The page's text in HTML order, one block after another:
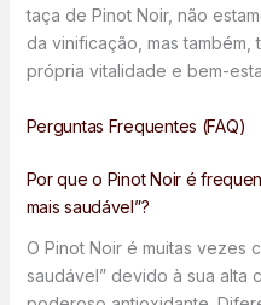
taça de Pinot Noir, não
da vinificação, mas
própria vitalidade e bem-
Perguntas Frequentes (FAQ)
Por que o Pinot Noir é
mais saudável”?
O Pinot Noir é muitas vezes
saudável” devido à sua alta